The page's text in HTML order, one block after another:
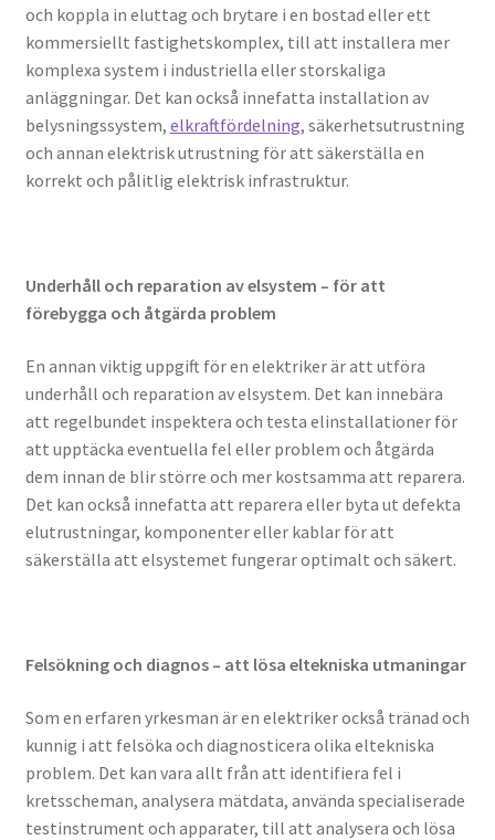
och koppla in eluttag och brytare i en bostad eller ett
kommersiellt fastighetskomplex, till att installera mer
komplexa system i industriella eller storskaliga
anläggningar. Det kan också innefatta installation av
belysningssystem, elkraftfördelning, säkerhetsutrustning
och annan elektrisk utrustning för att säkerställa en
korrekt och pålitlig elektrisk infrastruktur.
Underhåll och reparation av elsystem – för att
förebygga och åtgärda problem
En annan viktig uppgift för en elektriker är att utföra
underhåll och reparation av elsystem. Det kan innebära
att regelbundet inspektera och testa elinstallationer för
att upptäcka eventuella fel eller problem och åtgärda
dem innan de blir större och mer kostsamma att reparera.
Det kan också innefatta att reparera eller byta ut defekta
elutrustningar, komponenter eller kablar för att
säkerställa att elsystemet fungerar optimalt och säkert.
Felsökning och diagnos – att lösa eltekniska utmaningar
Som en erfaren yrkesman är en elektriker också tränad och
kunnig i att felsöka och diagnosticera olika eltekniska
problem. Det kan vara allt från att identifiera fel i
kretsscheman, analysera mätdata, använda specialiserade
testinstrument och apparater, till att analysera och lösa